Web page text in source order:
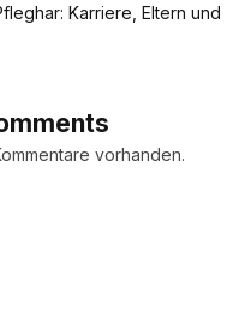
Karriere, Eltern und
vorhanden.